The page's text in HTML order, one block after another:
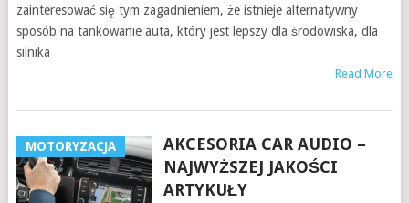
zainteresować się tym zagadnieniem, że istnieje alternatywny
sposób na tankowanie auta, który jest lepszy dla środowiska, dla
silnika
Read More
MOTORYZACJA
AKCESORIA CAR AUDIO –
NAJWYŻSZEJ JAKOŚCI
ARTYKUŁY